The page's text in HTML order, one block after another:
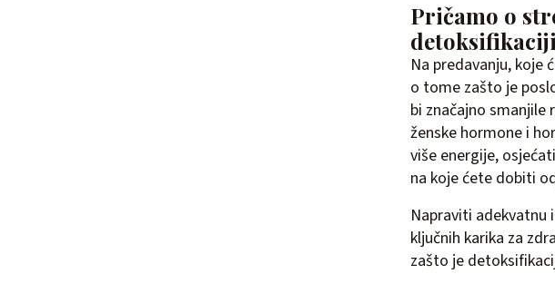
Pričamo o
detoksifikaciji
Na predavanju,
o tome zašto je
bi značajno smanjile
ženske hormone i
više energije,
na koje ćete dobiti
Napraviti adekvatnu
ključnih karika za
zašto je